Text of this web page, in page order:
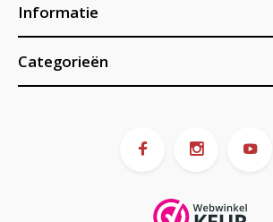
Informatie
Categorieën